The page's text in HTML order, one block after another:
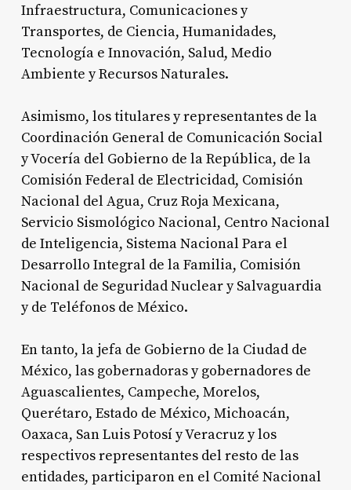
Infraestructura, Comunicaciones y
Transportes, de Ciencia, Humanidades,
Tecnología e Innovación, Salud, Medio
Ambiente y Recursos Naturales.
Asimismo, los titulares y representantes de la
Coordinación General de Comunicación Social
y Vocería del Gobierno de la República, de la
Comisión Federal de Electricidad, Comisión
Nacional del Agua, Cruz Roja Mexicana,
Servicio Sismológico Nacional, Centro Nacional
de Inteligencia, Sistema Nacional Para el
Desarrollo Integral de la Familia, Comisión
Nacional de Seguridad Nuclear y Salvaguardia
y de Teléfonos de México.
En tanto, la jefa de Gobierno de la Ciudad de
México, las gobernadoras y gobernadores de
Aguascalientes, Campeche, Morelos,
Querétaro, Estado de México, Michoacán,
Oaxaca, San Luis Potosí y Veracruz y los
respectivos representantes del resto de las
entidades, participaron en el Comité Nacional